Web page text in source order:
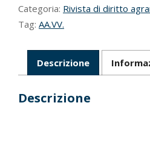
Categoria: Rivista di diritto
Tag: AA.VV.
Descrizione
Descrizione